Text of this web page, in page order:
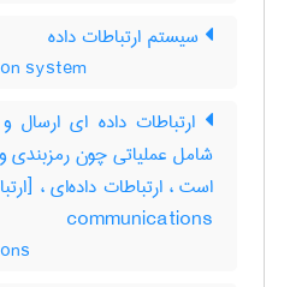
سیستم ارتباطات داده
system
ارتباطات داده ای ارسال
شامل عملیاتی چون رمزبندی
است ، ارتباطات داده‌ای ،
‎ communications